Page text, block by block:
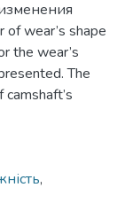
wear’s shape
the wear’s
The
,